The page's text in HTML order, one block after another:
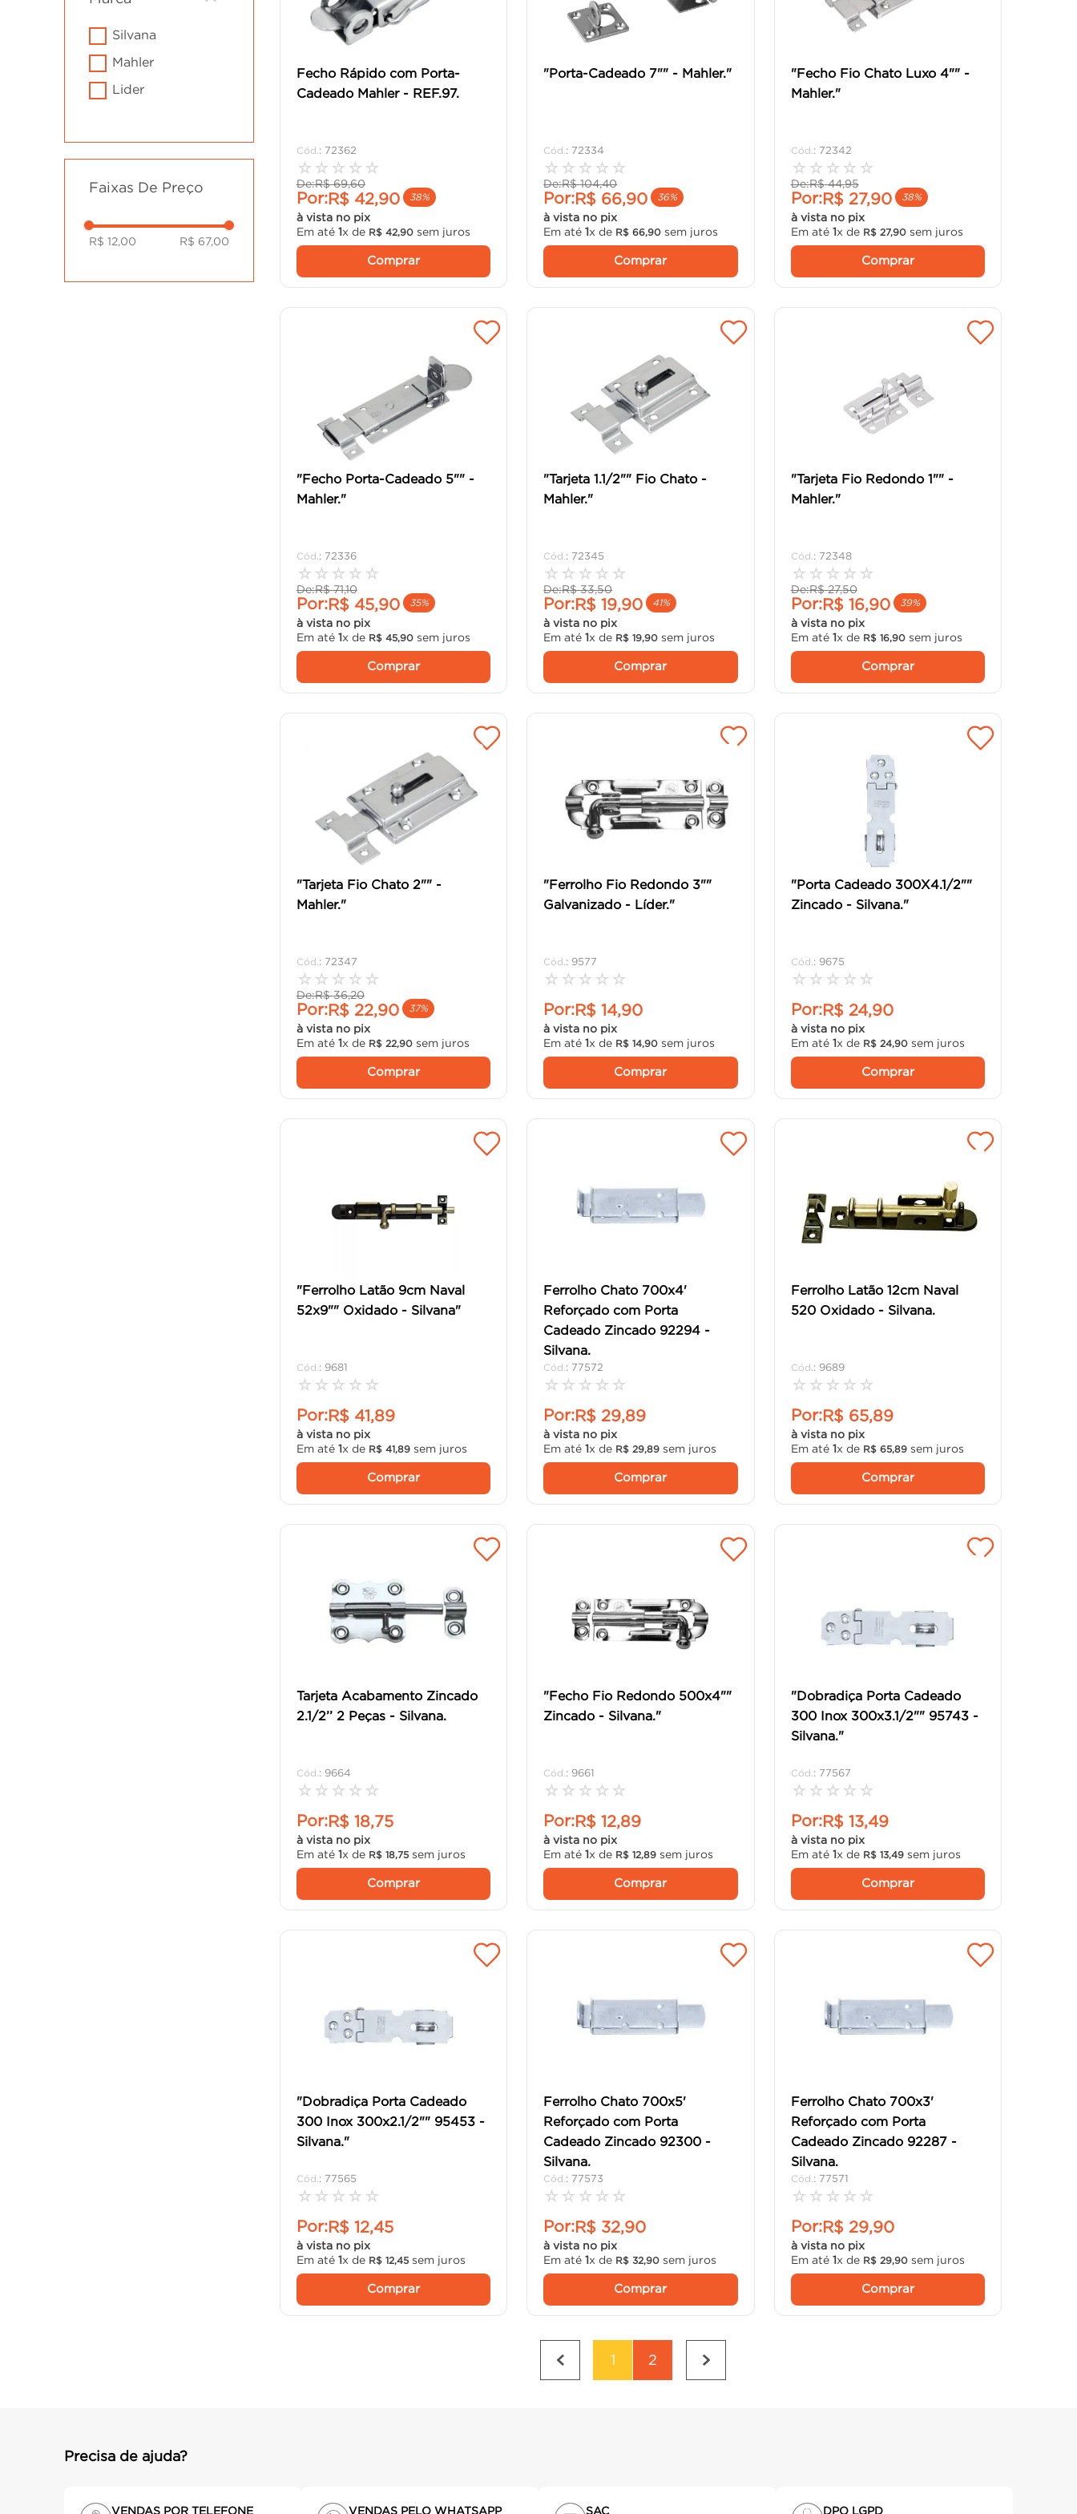
silvana
mahler
lider
Faixas De Preço
R$ 12,00 R$ 67,00
Fecho Rápido com Porta-
Cadeado Mahler - REF.97.
: 72362
☆ ☆ ☆ ☆ ☆
De:R$ 69,60
Por:R$ 42,90 38%
à vista no pix
Em até 1x de R$ 42, 90sem juros
Comprar
"Porta-Cadeado 7"" - Mahler."
: 72334
☆ ☆ ☆ ☆ ☆
De:R$ 104,40
Por:R$ 66,90 36%
à vista no pix
Em até1x de R$ 66 ,90 sem juros
Comprar
"Fecho Fio Chato Luxo 4"" -
Mahler."
: 72342
☆ ☆ ☆ ☆ ☆
De:R$ 44,95
Por:R$ 27,90 38%
à vista no pix
Em até 1x de R$ 27,90sem juros
Comprar
"Fecho Porta-Cadeado 5"" -
Mahler."
: 72336
☆ ☆ ☆ ☆ ☆
De:R$ 71,10
Por:R$ 45,90 35%
à vista no pix
Em até 1x de R$ 45, 90sem juros
Comprar
"Tarjeta 1.1/2"" Fio Chato -
Mahler."
: 72345
☆ ☆ ☆ ☆ ☆
De:R$ 33,50
Por:R$ 19,90 41%
à vista no pix
Em até1x de R$ 19 ,90 sem juros
Comprar
"Tarjeta Fio Redondo 1"" -
Mahler."
: 72348
☆ ☆ ☆ ☆ ☆
De:R$ 27,50
Por:R$ 16,90 39%
à vista no pix
Em até 1x de R$ 16, 90sem juros
Comprar
"Tarjeta Fio Chato 2"" -
Mahler."
: 72347
☆ ☆ ☆ ☆ ☆
De:R$ 36,20
Por:R$ 22,90 37%
à vista no pix
Em até 1x de R$ 22, 90sem juros
Comprar
"Ferrolho Fio Redondo 3""
Galvanizado - Líder."
: 9577
☆ ☆ ☆ ☆ ☆
Por:R$ 14,90
à vista no pix
Em até1x de R$ 14 ,90 sem juros
Comprar
"Porta Cadeado 300X4.1/2""
Zincado - Silvana."
: 9675
☆ ☆ ☆ ☆ ☆
Por:R$ 24,90
à vista no pix
Em até 1x de R$ 24, 90sem juros
Comprar
"Ferrolho Latão 9cm Naval
52x9"" Oxidado - Silvana"
: 9681
☆ ☆ ☆ ☆ ☆
Por:R$ 41,89
à vista no pix
Em até 1x de R$ 41, 89sem juros
Comprar
Ferrolho Chato 700x4'
Reforçado com Porta
Cadeado Zincado 92294 -
Silvana.
: 77572
☆ ☆ ☆ ☆ ☆
Por:R$ 29,89
à vista no pix
Em até1x de R$ 29 ,89 sem juros
Comprar
Ferrolho Latão 12cm Naval
520 Oxidado - Silvana.
: 9689
☆ ☆ ☆ ☆ ☆
Por:R$ 65,89
à vista no pix
Em até 1x de R$ 65, 89sem juros
Comprar
Tarjeta Acabamento Zincado
2.1/2’’ 2 Peças - Silvana.
: 9664
☆ ☆ ☆ ☆ ☆
Por:R$ 18,75
à vista no pix
Em até 1x de R$ 18, 75sem juros
Comprar
"Fecho Fio Redondo 500x4""
Zincado - Silvana."
: 9661
☆ ☆ ☆ ☆ ☆
Por:R$ 12,89
à vista no pix
Em até1x de R$ 12 ,89 sem juros
Comprar
"Dobradiça Porta Cadeado
300 Inox 300x3.1/2"" 95743 -
Silvana."
: 77567
☆ ☆ ☆ ☆ ☆
Por:R$ 13,49
à vista no pix
Em até 1x de R$ 13, 49sem juros
Comprar
"Dobradiça Porta Cadeado
300 Inox 300x2.1/2"" 95453 -
Silvana."
: 77565
☆ ☆ ☆ ☆ ☆
Por:R$ 12,45
à vista no pix
Em até 1x de R$ 12, 45sem juros
Comprar
Ferrolho Chato 700x5'
Reforçado com Porta
Cadeado Zincado 92300 -
Silvana.
: 77573
☆ ☆ ☆ ☆ ☆
Por:R$ 32,90
à vista no pix
Em até1x de R$ 32 ,90 sem juros
Comprar
Ferrolho Chato 700x3'
Reforçado com Porta
Cadeado Zincado 92287 -
Silvana.
: 77571
☆ ☆ ☆ ☆ ☆
Por:R$ 29,90
à vista no pix
Em até 1x de R$ 29, 90sem juros
Comprar
1 2
Precisa de ajuda?
VENDAS POR TELEFONE VENDAS PELO WHATSAPP SAC DPO LGPD